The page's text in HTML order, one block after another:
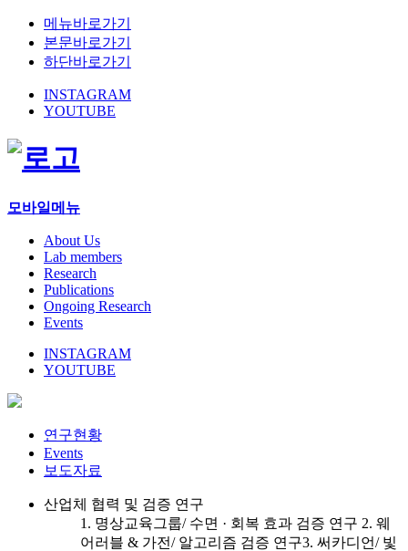
메뉴바로가기
본문바로가기
하단바로가기
INSTAGRAM
YOUTUBE
모바일메뉴
About Us
Lab members
Research
Publications
Ongoing Research
Events
INSTAGRAM
YOUTUBE
연구현황
Events
보도자료
산업체 협력 및 검증 연구
1. 명상교육그룹/ 수면 · 회복 효과 검증 연구 2. 웨
어러블 & 가전/ 알고리즘 검증 연구3. 써카디언/ 빛